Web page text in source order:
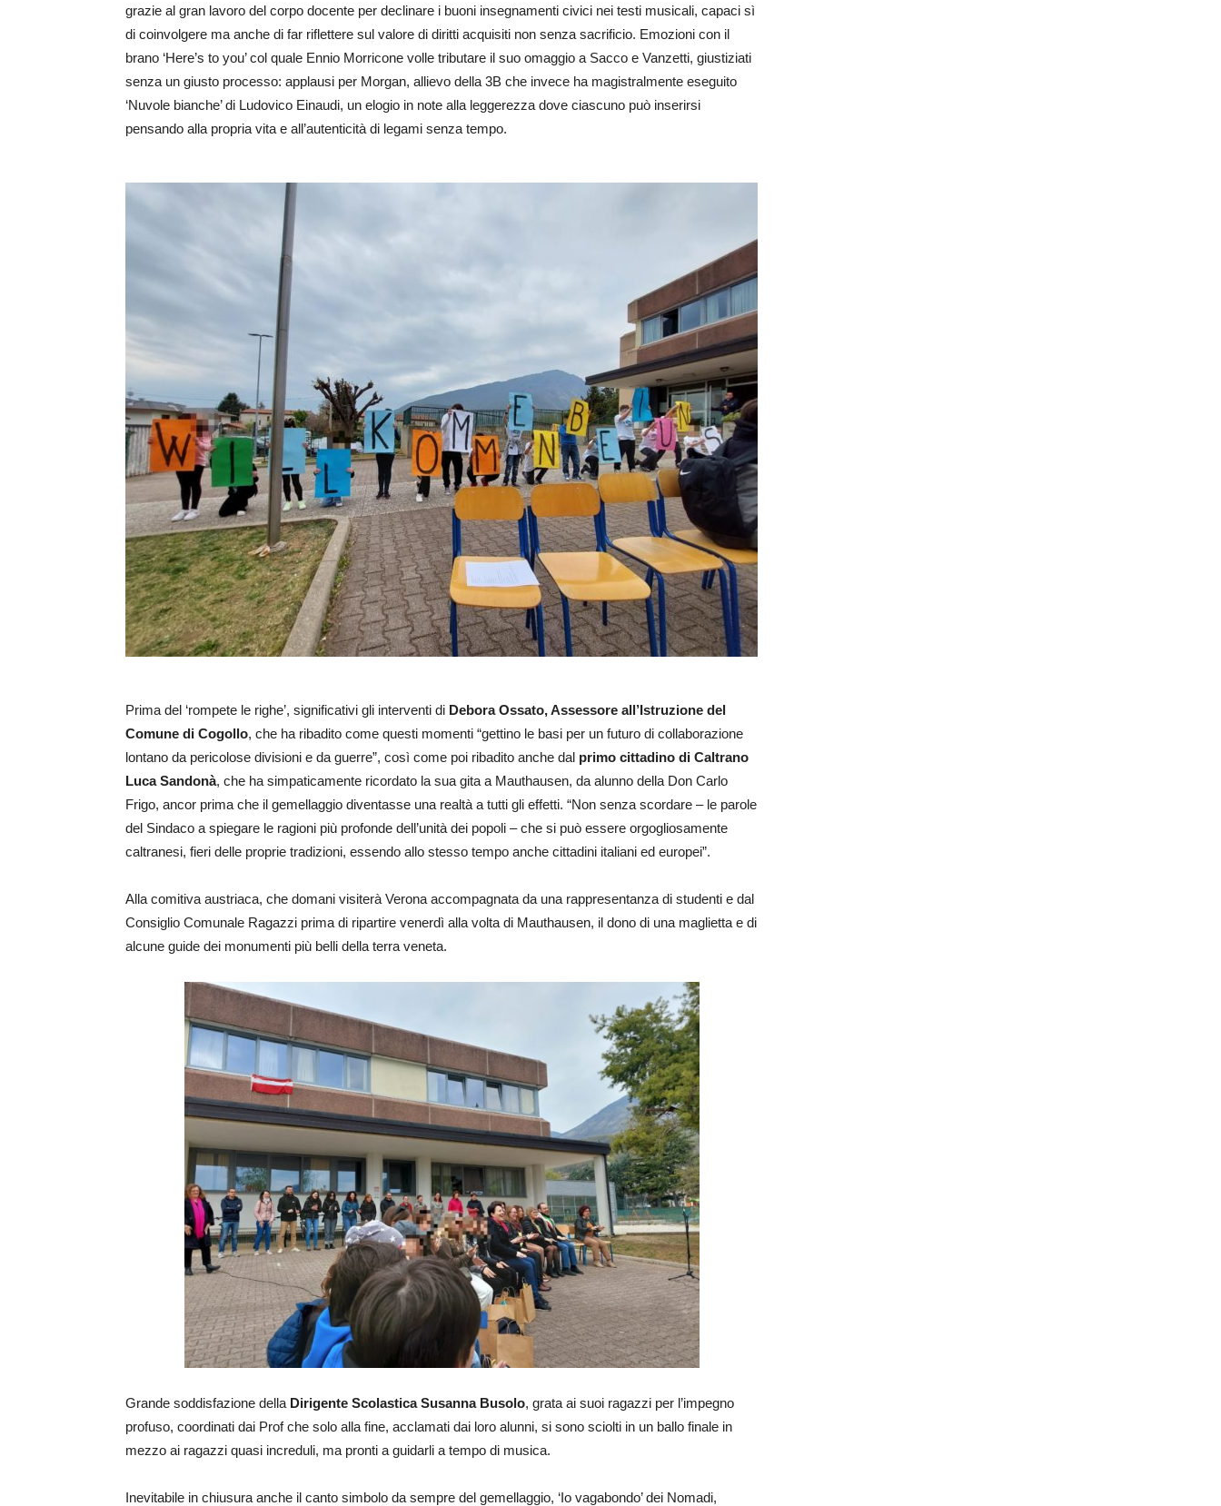
grazie al gran lavoro del corpo docente per declinare i buoni insegnamenti civici nei testi musicali, capaci sì
di coinvolgere ma anche di far riflettere sul valore di diritti acquisiti non senza sacrificio. Emozioni con il
brano ‘Here’s to you’ col quale Ennio Morricone volle tributare il suo omaggio a Sacco e Vanzetti, giustiziati
senza un giusto processo: applausi per Morgan, allievo della 3B che invece ha magistralmente eseguito
‘Nuvole bianche’ di Ludovico Einaudi, un elogio in note alla leggerezza dove ciascuno può inserirsi
pensando alla propria vita e all’autenticità di legami senza tempo.
Prima del ‘rompete le righe’, significativi gli interventi di Debora Ossato, Assessore all’Istruzione del
Comune di Cogollo, che ha ribadito come questi momenti “gettino le basi per un futuro di collaborazione
lontano da pericolose divisioni e da guerre”, così come poi ribadito anche dal primo cittadino di Caltrano
Luca Sandonà, che ha simpaticamente ricordato la sua gita a Mauthausen, da alunno della Don Carlo
Frigo, ancor prima che il gemellaggio diventasse una realtà a tutti gli effetti. “Non senza scordare – le parole
del Sindaco a spiegare le ragioni più profonde dell’unità dei popoli – che si può essere orgogliosamente
caltranesi, fieri delle proprie tradizioni, essendo allo stesso tempo anche cittadini italiani ed europei”.
Alla comitiva austriaca, che domani visiterà Verona accompagnata da una rappresentanza di studenti e dal
Consiglio Comunale Ragazzi prima di ripartire venerdì alla volta di Mauthausen, il dono di una maglietta e di
alcune guide dei monumenti più belli della terra veneta.
Grande soddisfazione della Dirigente Scolastica Susanna Busolo, grata ai suoi ragazzi per l’impegno
profuso, coordinati dai Prof che solo alla fine, acclamati dai loro alunni, si sono sciolti in un ballo finale in
mezzo ai ragazzi quasi increduli, ma pronti a guidarli a tempo di musica.
Inevitabile in chiusura anche il canto simbolo da sempre del gemellaggio, ‘Io vagabondo’ dei Nomadi,